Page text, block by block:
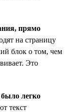
прямо
на страницу
блок о том, чем
Это
легко
текст